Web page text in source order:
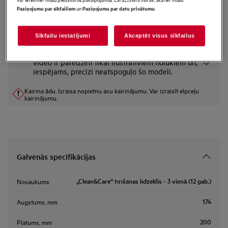
Clean & Care 3 in 1 nodrošina efektīvu ierīču atkaļķošanu.
Super Care atkaļķotājs palīdz novērst nepatīkamu aromātu un kaļķakmeni.
video ir paredzēti tikai ilustratīviem nolūkiem un,
iespējams, precīzi neatspoguļo šo modeli.
Kairina ādu. Izraisa nopietnu acu kairinājumu. Var izraisīt elpceļu
kairinājumu.
Galvenās specifikācijas
Nosaukums „Clean&Care“ tīrīšanas līdzeklis - 3 vienā (12 gab.)
Augstums, mm 174
Platums, mm 200
Paziņojumu par sīkfailiemunPaziņojumu par datu privātumu.
Sīkfailu iestatījumi Akceptēt visus sīkfailus